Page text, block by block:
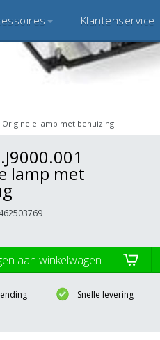
Klantbeoordeling 9,0
Bekijk alle 1000+
Klantenservice
Originele lamp met behuizing
lamp met
aan winkelwagen
Snelle levering